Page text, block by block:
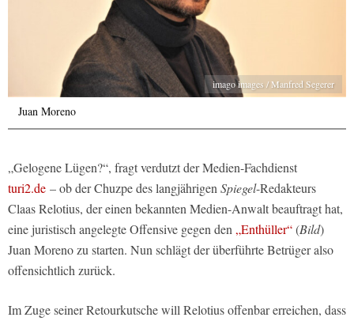
imago images / Manfred Segerer
Juan Moreno
„Gelogene Lügen?“, fragt verdutzt der Medien-Fachdienst
turi2.de – ob der Chuzpe des langjährigenSpiegel-Redakteurs
Claas Relotius, der einen bekannten Medien-Anwalt beauftragt hat,
eine juristisch angelegte Offensive gegen den„Enthüller“(Bild)
Juan Moreno zu starten. Nun schlägt der überführte Betrüger also
offensichtlich zurück.
Im Zuge seiner Retourkutsche will Relotius offenbar erreichen, dass